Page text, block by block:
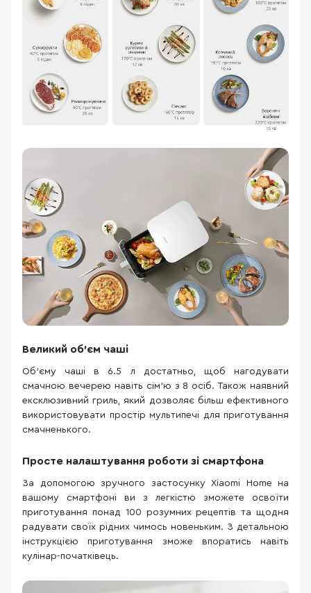
Великий об'єм чаші
Об'єму чаші в 6.5 л достатньо, щоб нагодувати
смачною вечерею навіть сім'ю з 8 осіб. Також наявний
ексклюзивний гриль, який дозволяє більш ефективного
використовувати простір мультипечі для приготування
смачненького.
Просте налаштування роботи зі смартфона
За допомогою зручного застосунку Xiaomi Home на
вашому смартфоні ви з легкістю зможете освоїти
приготування понад 100 розумних рецептів та щодня
радувати своїх рідних чимось новеньким. З детальною
інструкцією приготування зможе впоратись навіть
кулінар-початківець.